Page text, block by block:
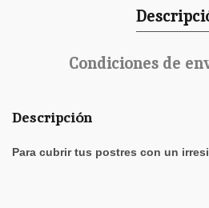
Condiciones de
Descripción
Para cubrir tus postres con un